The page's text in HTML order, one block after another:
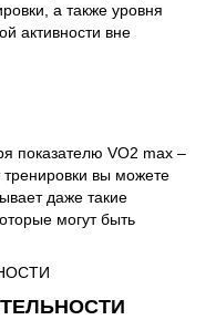
а также уровня
активности вне
показателю VO2 max –
тренировки вы можете
даже такие
могут быть